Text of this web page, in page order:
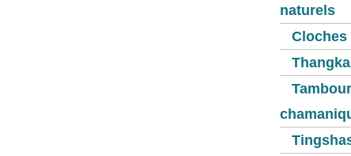
naturels
Cloches
Thangka